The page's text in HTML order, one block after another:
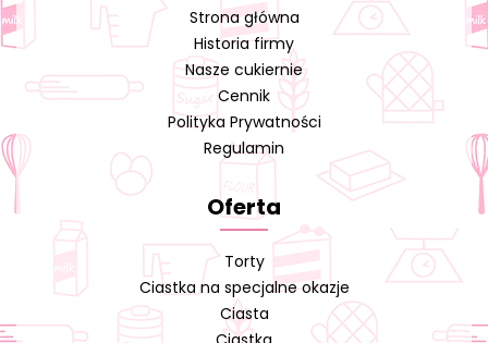
Strona główna
Historia firmy
Nasze cukiernie
Cennik
Polityka Prywatności
Regulamin
Oferta
Torty
Ciastka na specjalne okazje
Ciasta